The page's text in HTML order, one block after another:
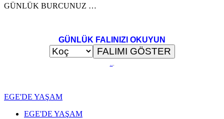
GÜNLÜK BURCUNUZ …
GÜNLÜK FALINIZI OKUYUN
...
EGE'DE YAŞAM
EGE'DE YAŞAM